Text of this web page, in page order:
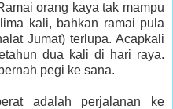
orang kaya tak mampu
kali, bahkan ramai pula
Jumat) terlupa. Acapkali
dua kali di hari raya.
pegi ke sana.
adalah perjalanan ke